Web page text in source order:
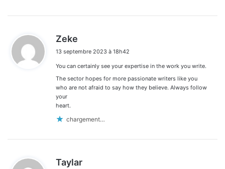
Zeke
t
13 septembre 2023 à 18h42
You can certainly see your expertise in the work you write.
The sector hopes for more passionate writers like you
who are not afraid to say how they believe. Always follow
your
heart.
chargement…
Taylar